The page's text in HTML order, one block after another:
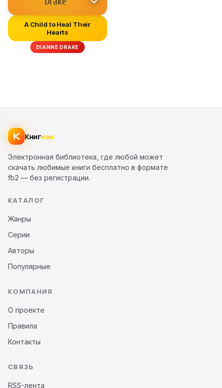
A Child to Heal Their
Hearts
DIANNE DRAKE
Книгизм
Электронная библиотека, где любой может
скачать любимые книги бесплатно в формате
fb2 — без регистрации.
КАТАЛОГ
Жанры
Серии
Авторы
Популярные
КОМПАНИЯ
О проекте
Правила
Контакты
СВЯЗЬ
RSS-лента